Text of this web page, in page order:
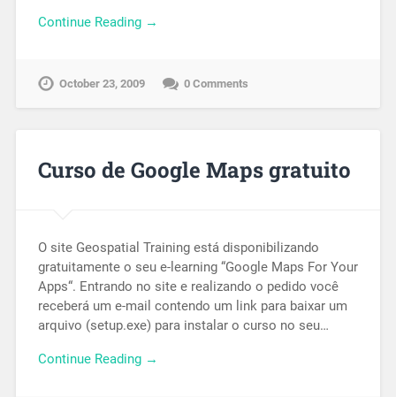
Continue Reading →
October 23, 2009 0 Comments
Curso de Google Maps gratuito
O site Geospatial Training está disponibilizando
gratuitamente o seu e-learning “Google Maps For Your
Apps“. Entrando no site e realizando o pedido você
receberá um e-mail contendo um link para baixar um
arquivo (setup.exe) para instalar o curso no seu…
Continue Reading →